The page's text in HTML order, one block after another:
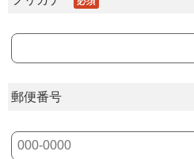
郵便番号